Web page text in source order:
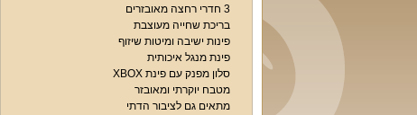
3 חדרי רחצה מאובזרים
בריכת שחייה מעוצבת
פינות ישיבה ומיטות שיזוף
פינת מנגל איכותית
סלון מפנק עם פינת XBOX
מטבח יוקרתי ומאובזר
מתאים גם לציבור הדתי